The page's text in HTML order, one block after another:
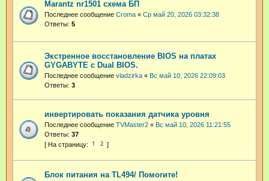
Marantz nr1501 схема БП
Последнее сообщение Croma « Ср май 20, 2026 03:32:38
Ответы: 5
Экстренное восстановление BIOS на платах
GYGABYTE с Dual BIOS.
Последнее сообщение vladzirka « Вс май 10, 2026 22:09:03
Ответы: 3
инвертировать показания датчика уровня
Последнее сообщение TVMaster2 « Вс май 10, 2026 11:21:55
Ответы: 37
1 2
Блок питания на TL494/ Помогите!